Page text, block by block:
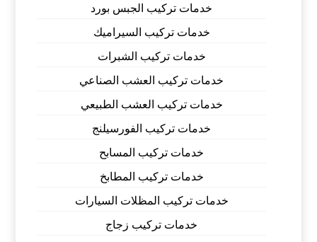
خدمات تركيب الجبس بورد
خدمات تركيب السيراميك
خدمات تركيب الشبرات
خدمات تركيب العشب الصناعي
خدمات تركيب العشب الطبيعي
خدمات تركيب الفورسيلنج
خدمات تركيب المسابح
خدمات تركيب المطابخ
خدمات تركيب المظلات السيارات
خدمات تركيب زجاج